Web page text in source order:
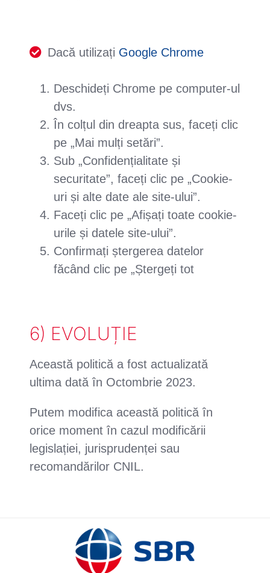
Dacă utilizați Google Chrome
Deschideți Chrome pe computer-ul
dvs.
În colțul din dreapta sus, faceți clic
pe „Mai mulți setări”.
Sub „Confidențialitate și
securitate”, faceți clic pe „Cookie-
uri și alte date ale site-ului”.
Faceți clic pe „Afișați toate cookie-
urile și datele site-ului”.
Confirmați ștergerea datelor
făcând clic pe „Ștergeți tot
6) EVOLUȚIE
Această politică a fost actualizată
ultima dată în Octombrie 2023.
Putem modifica această politică în
orice moment în cazul modificării
legislației, jurisprudenței sau
recomandărilor CNIL.